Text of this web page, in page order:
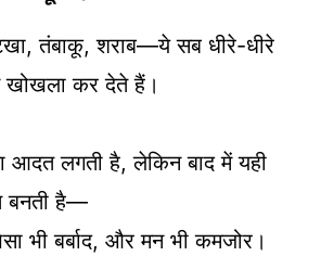
तंबाकू, शराब—ये सब धीरे-धीरे
खोखला कर देते हैं।
लगती है, लेकिन बाद में यही
बनती है—
भी बर्बाद, और मन भी कमजोर।